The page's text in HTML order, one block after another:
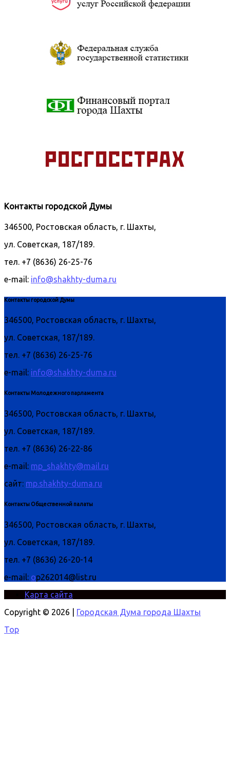
Контакты городской Думы
346500, Ростовская область, г. Шахты,
ул. Советская, 187/189.
тел. +7 (8636) 26-25-76
e-mail: info@shakhty-duma.ru
Контакты городской Думы
346500, Ростовская область, г. Шахты,
ул. Советская, 187/189.
тел. +7 (8636) 26-25-76
e-mail: info@shakhty-duma.ru
Контакты Молодежного парламента
346500, Ростовская область, г. Шахты,
ул. Советская, 187/189.
тел. +7 (8636) 26-22-86
e-mail: mp_shakhty@mail.ru
сайт: mp.shakhty-duma.ru
Контакты Общественной палаты
346500, Ростовская область, г. Шахты,
ул. Советская, 187/189.
тел. +7 (8636) 26-20-14
e-mail: op262014@list.ru
Карта сайта
Copyright © 2026 |
Городская Дума города Шахты
Top